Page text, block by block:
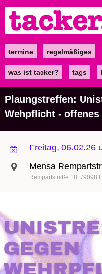
zum
Inhalt
Maintermine regelmäßiges
was ist tacker? tags
Plaungstreffen:
Wehpflicht - offenes
Freitag, 06.02.26
Mensa
Rempartstraße 18 79098